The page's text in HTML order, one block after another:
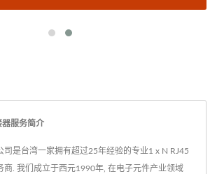
器服务简介
司是台湾一家拥有超过25年经验的专业1 x N RJ45
商. 我们成立于西元1990年, 在电子元件产业领域